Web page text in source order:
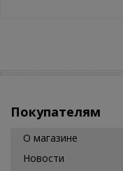
Покупателям
О магазине
Новости